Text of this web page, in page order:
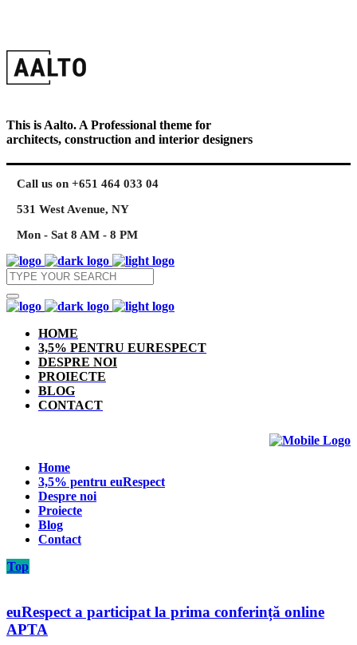
This is Aalto. A Professional theme for
architects, construction and interior designers
Call us on +651 464 033 04
531 West Avenue, NY
Mon - Sat 8 AM - 8 PM
HOME
3,5% PENTRU EURESPECT
DESPRE NOI
PROIECTE
BLOG
CONTACT
Home
3,5% pentru euRespect
Despre noi
Proiecte
Blog
Contact
Top
euRespect a participat la prima conferință online
APTA